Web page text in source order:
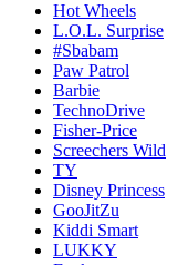
Hot Wheels
L.O.L. Surprise
#Sbabam
Paw Patrol
Barbie
TechnoDrive
Fisher-Price
Screechers Wild
TY
Disney Princess
GooJitZu
Kiddi Smart
LUKKY